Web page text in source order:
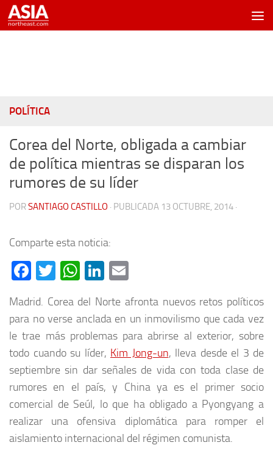
Saltar al contenido
POLÍTICA
Corea del Norte, obligada a cambiar
de política mientras se disparan los
rumores de su líder
PORSANTIAGO CASTILLO · PUBLICADA 13 OCTUBRE, 2014 ·
Comparte esta noticia:
Facebook
TwitterWhatsApp
LinkedIn
Madrid. Corea del Norte afronta nuevos retos políticos
para no verse anclada en un inmovilismo que cada vez
le trae más problemas para abrirse al exterior, sobre
todo cuando su líder, Kim Jong-un, lleva desde el 3 de
septiembre sin dar señales de vida con toda clase de
rumores en el país, y China ya es el primer socio
comercial de Seúl, lo que ha obligado a Pyongyang a
realizar una ofensiva diplomática para romper el
aislamiento internacional del régimen comunista.